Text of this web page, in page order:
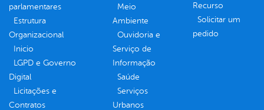
parlamentares
Estrutura
Organizacional
Inicio
LGPD e Governo
Digital
Licitações e
Contratos
Meio
Ambiente
Ouvidoria e
Serviço de
Informação
Saúde
Serviços
Urbanos
Recurso
Solicitar um
pedido